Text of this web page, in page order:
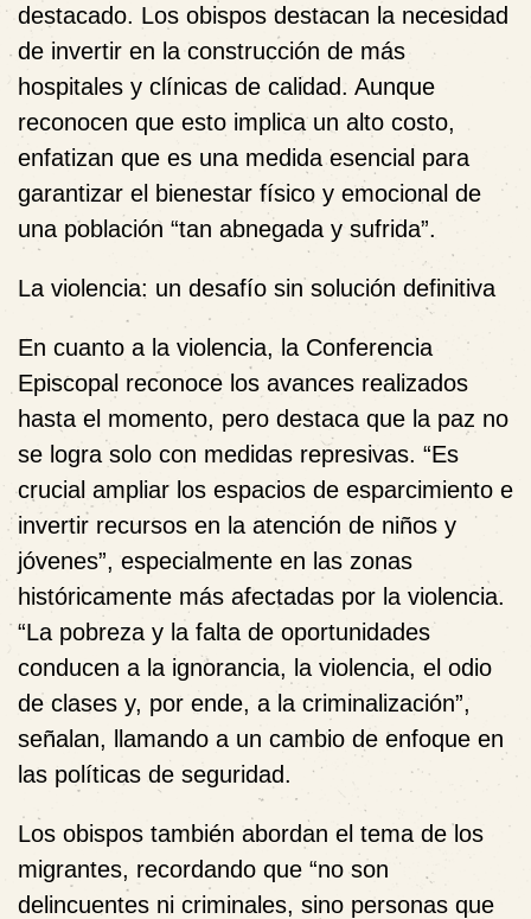
destacado. Los obispos destacan la necesidad
de invertir en la construcción de más
hospitales y clínicas de calidad. Aunque
reconocen que esto implica un alto costo,
enfatizan que es una medida esencial para
garantizar el bienestar físico y emocional de
una población “tan abnegada y sufrida”.
La violencia: un desafío sin solución definitiva
En cuanto a la violencia, la Conferencia
Episcopal reconoce los avances realizados
hasta el momento, pero destaca que la paz no
se logra solo con medidas represivas. “Es
crucial ampliar los espacios de esparcimiento e
invertir recursos en la atención de niños y
jóvenes”, especialmente en las zonas
históricamente más afectadas por la violencia.
“La pobreza y la falta de oportunidades
conducen a la ignorancia, la violencia, el odio
de clases y, por ende, a la criminalización”,
señalan, llamando a un cambio de enfoque en
las políticas de seguridad.
Los obispos también abordan el tema de los
migrantes, recordando que “no son
delincuentes ni criminales, sino personas que